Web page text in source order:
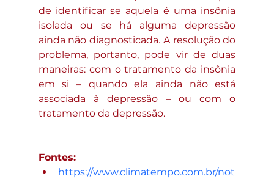
de identificar se aquela é uma insônia
isolada ou se há alguma depressão
ainda não diagnosticada. A resolução do
problema, portanto, pode vir de duas
maneiras: com o tratamento da insônia
em si – quando ela ainda não está
associada à depressão – ou com o
tratamento da depressão.
Fontes:
https://www.climatempo.com.br/not